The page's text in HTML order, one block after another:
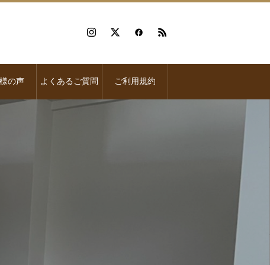
の声 よくあるご質問 ご利用規約